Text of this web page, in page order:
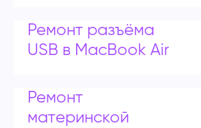
Ремонт разъёма
USB в MacBook Air
Ремонт
материнской